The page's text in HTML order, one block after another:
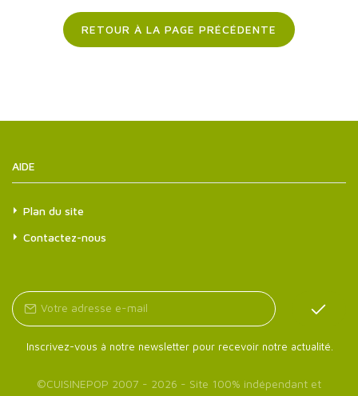
RETOUR À LA PAGE PRÉCÉDENTE
AIDE
Plan du site
Contactez-nous
Inscrivez-vous à notre newsletter pour recevoir notre actualité.
©CUISINEPOP 2007 - 2026 - Site 100% indépendant et